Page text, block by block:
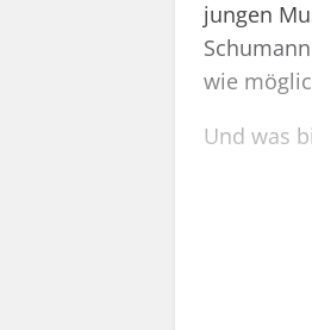
jungen
wie
Und was